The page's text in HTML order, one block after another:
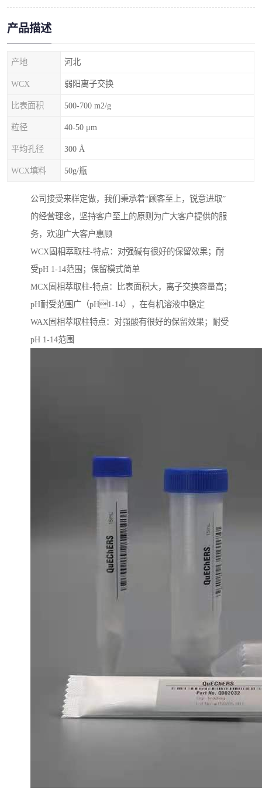
产品描述
产地 河北
WCX 弱阳离子交换
比表面积 500-700 m2/g
粒径 40-50 μm
平均孔径 300 Å
WCX填料 50g/瓶
公司接受来样定做，我们秉承着“顾客至上，锐意进取”
的经营理念，坚持客户至上的原则为广大客户提供的服
务，欢迎广大客户惠顾
WCX固相萃取柱-特点：对强碱有很好的保留效果；耐
受pH 1-14范围；保留模式简单
MCX固相萃取柱-特点：比表面积大，离子交换容量高；
pH耐受范围⼴（pH1-14），在有机溶液中稳定
WAX固相萃取柱特点：对强酸有很好的保留效果；耐受
pH 1-14范围